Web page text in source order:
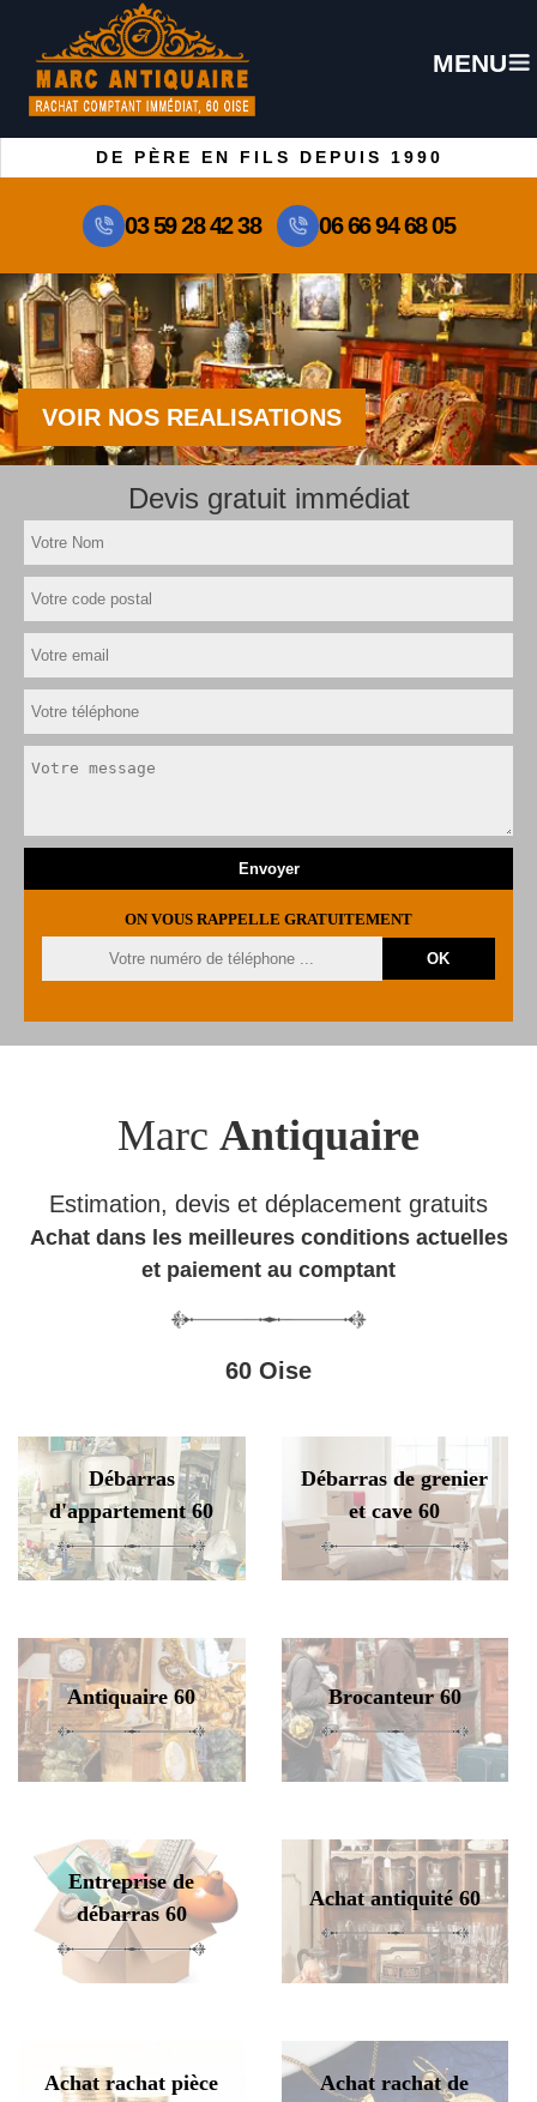
MENU
DE PÈRE EN FILS DEPUIS 1990
03 59 28 42 38 06 66 94 68 05
VOIR NOS REALISATIONS
Devis gratuit immédiat
ON VOUS RAPPELLE GRATUITEMENT
Marc Antiquaire
Estimation, devis et déplacement gratuits
Achat dans les meilleures conditions actuelles
et paiement au comptant
60 Oise
Débarras
d'appartement 60
Débarras de grenier
et cave 60
Antiquaire 60 Brocanteur 60
Entreprise de
débarras 60
Achat antiquité 60
Achat rachat pièce
Achat rachat de